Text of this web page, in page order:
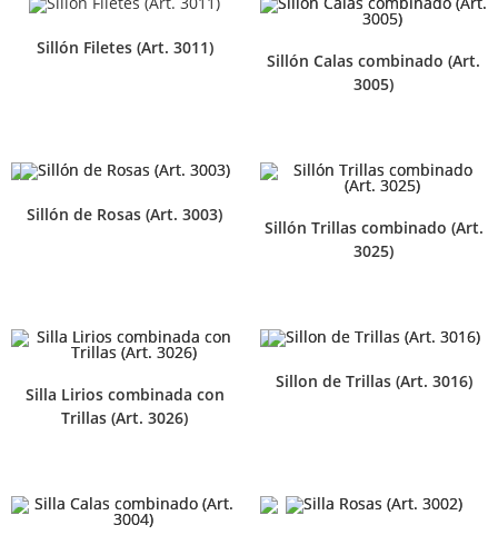
Sillón Filetes (Art. 3011)
Sillón Calas combinado (Art.
3005)
Sillón de Rosas (Art. 3003)
Sillón Trillas combinado (Art.
3025)
Silla Lirios combinada con
Trillas (Art. 3026)
Sillon de Trillas (Art. 3016)